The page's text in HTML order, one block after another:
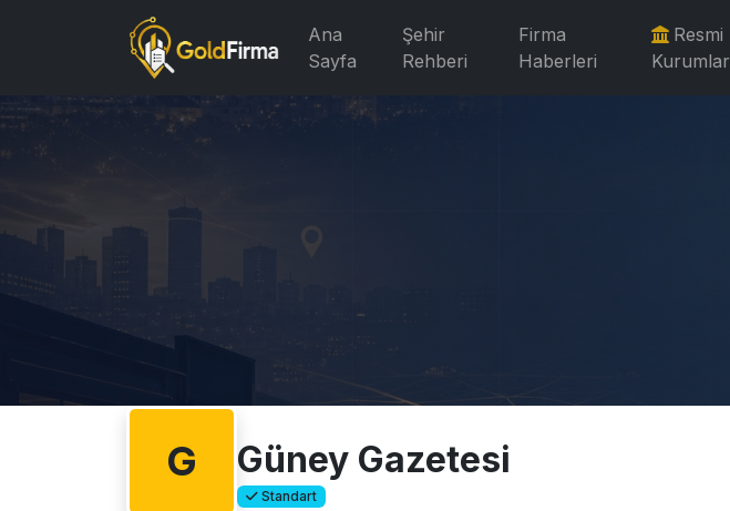
Ana
Sayfa
Şehir
Rehberi
Firma
Haberleri
Resmi
Kurumlar
G Güney Gazetesi
Standart